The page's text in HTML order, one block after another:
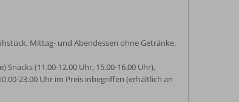
Mittag- und Abendessen ohne Getränke.
(11.00-12.00 Uhr, 15.00-16.00 Uhr),
23.00 Uhr im Preis inbegriffen (erhältlich an